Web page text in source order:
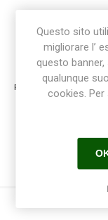
Registrati e accedi al sito
Questo sito
migliorare l’
questo
qualunque
cookies. Per